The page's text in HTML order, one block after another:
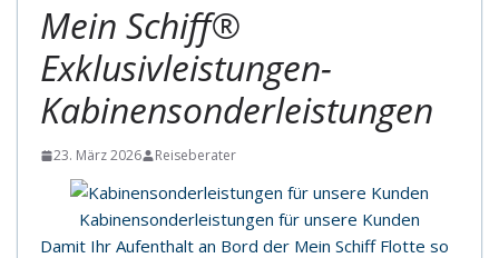
Mein Schiff®
Exklusivleistungen-
Kabinensonderleistungen
23. März 2026 Reiseberater
Kabinensonderleistungen für unsere Kunden
Damit Ihr Aufenthalt an Bord der Mein Schiff Flotte so